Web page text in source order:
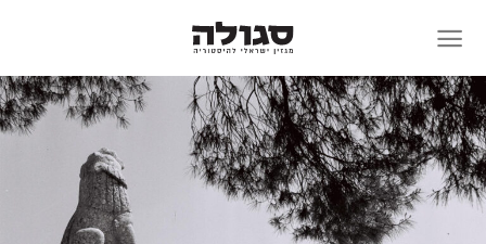
content